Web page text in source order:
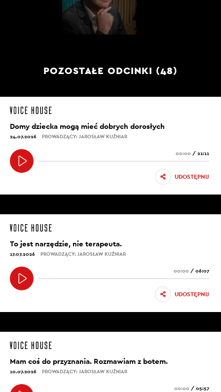
POZOSTAŁE ODCINKI (48)
Domy dziecka mogą mieć dobrych dorosłych
24.07.2026 PROWADZĄCY: JAROSŁAW KUŹNIAR
00:00 / 21:11
UDOSTĘPNIJ
To jest narzędzie, nie terapeuta.
17.07.2026 PROWADZĄCY: JAROSŁAW KUŹNIAR
00:00 / 06:07
UDOSTĘPNIJ
Mam coś do przyznania. Rozmawiam z botem.
10.07.2026 PROWADZĄCY: JAROSŁAW KUŹNIAR
00:00 / 05:57